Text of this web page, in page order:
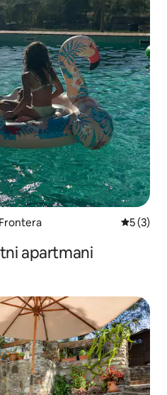
5 (3)
apartmani
oznakom „Odabrali gosti”